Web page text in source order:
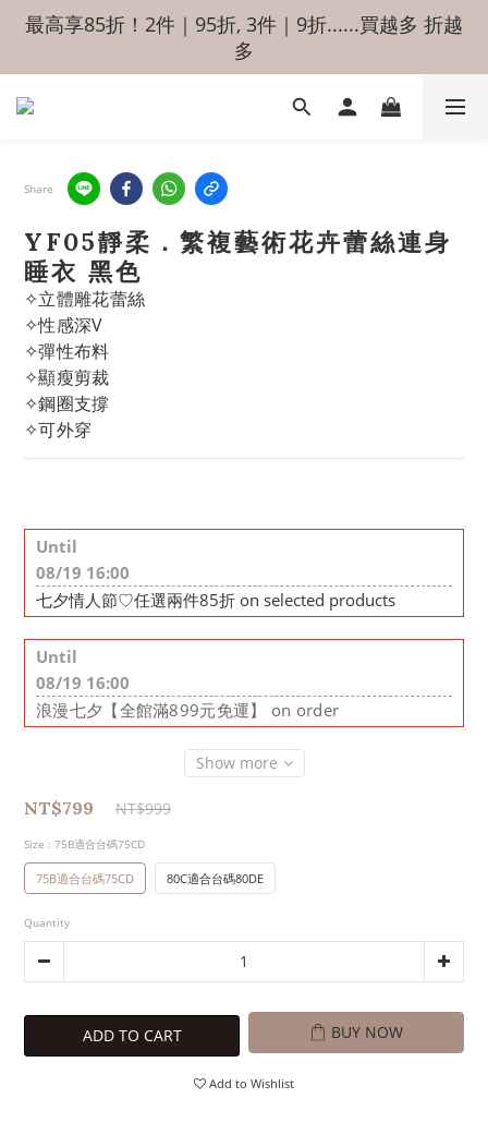
最高享85折！2件｜95折, 3件｜9折......買越多 折越
多
Share
YF05靜柔．繁複藝術花卉蕾絲連身
睡衣 黑色
✧立體雕花蕾絲
✧性感深V
✧彈性布料
✧顯瘦剪裁
✧鋼圈支撐
✧可外穿
Until
08/19 16:00
七夕情人節♡任選兩件85折 on selected products
Until
08/19 16:00
浪漫七夕【全館滿899元免運】 on order
Show more
NT$799 NT$999
Size : 75B適合台碼75CD
75B適合台碼75CD 80C適合台碼80DE
Quantity
ADD TO CART BUY NOW
Add to Wishlist